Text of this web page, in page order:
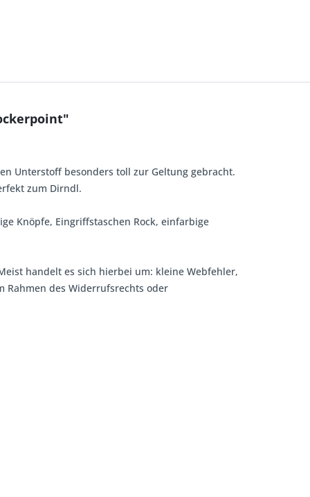
Unterstoff besonders toll zur Geltung gebracht.
zum Dirndl.
Knöpfe, Eingriffstaschen Rock, einfarbige
handelt es sich hierbei um: kleine Webfehler,
Rahmen des Widerrufsrechts oder